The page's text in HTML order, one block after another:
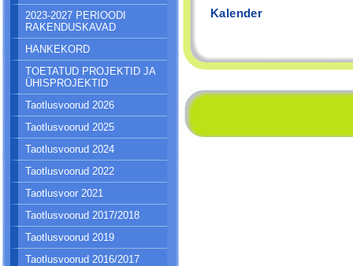
2023-2027 PERIOODI
RAKENDUSKAVAD
HANKEKORD
TOETATUD PROJEKTID JA
ÜHISPROJEKTID
Taotlusvoorud 2026
Taotlusvoorud 2025
Taotlusvoorud 2024
Taotlusvoorud 2022
Taotlusvoor 2021
Taotlusvoorud 2017/2018
Taotlusvoorud 2019
Taotlusvoorud 2016/2017
Kalender